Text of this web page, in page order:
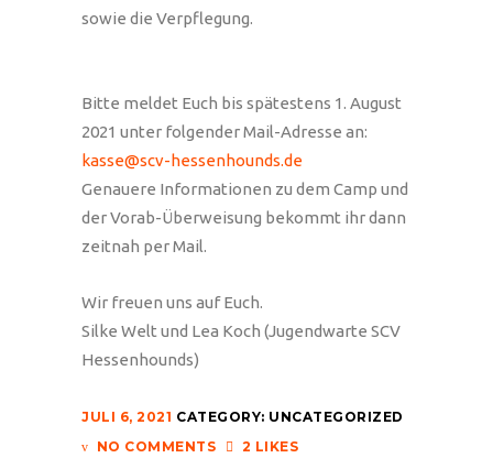
sowie die Verpflegung.
Bitte meldet Euch bis spätestens 1. August
2021 unter folgender Mail-Adresse an:
kasse@scv-hessenhounds.de
Genauere Informationen zu dem Camp und
der Vorab-Überweisung bekommt ihr dann
zeitnah per Mail.
Wir freuen uns auf Euch.
Silke Welt und Lea Koch (Jugendwarte SCV
Hessenhounds)
JULI 6, 2021 CATEGORY: UNCATEGORIZED
NO COMMENTS
2 LIKES